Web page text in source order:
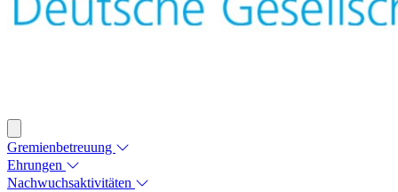
Gremienbetreuung
Ehrungen
Nachwuchsaktivitäten